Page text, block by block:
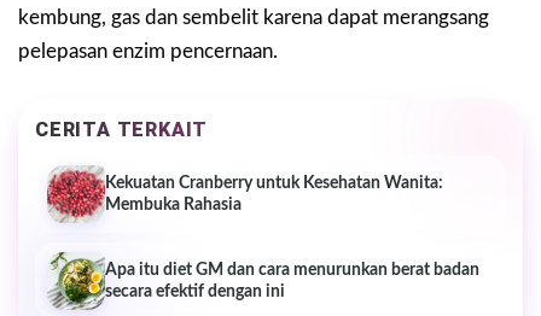
kembung, gas dan sembelit karena dapat merangsang
pelepasan enzim pencernaan.
CERITA TERKAIT
Kekuatan Cranberry untuk Kesehatan Wanita:
Membuka Rahasia
Apa itu diet GM dan cara menurunkan berat badan
secara efektif dengan ini